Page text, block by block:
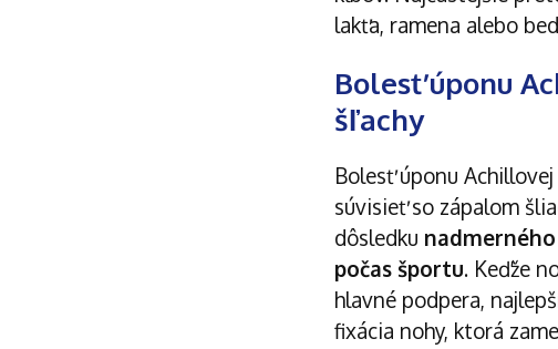
lakťa, ramena alebo
Bolesť úponu
šľachy
Bolesť úponu
súvisieť so zápalom
dôsledku
počas športu. Keďže
hlavné podpera,
fixácia nohy, ktorá